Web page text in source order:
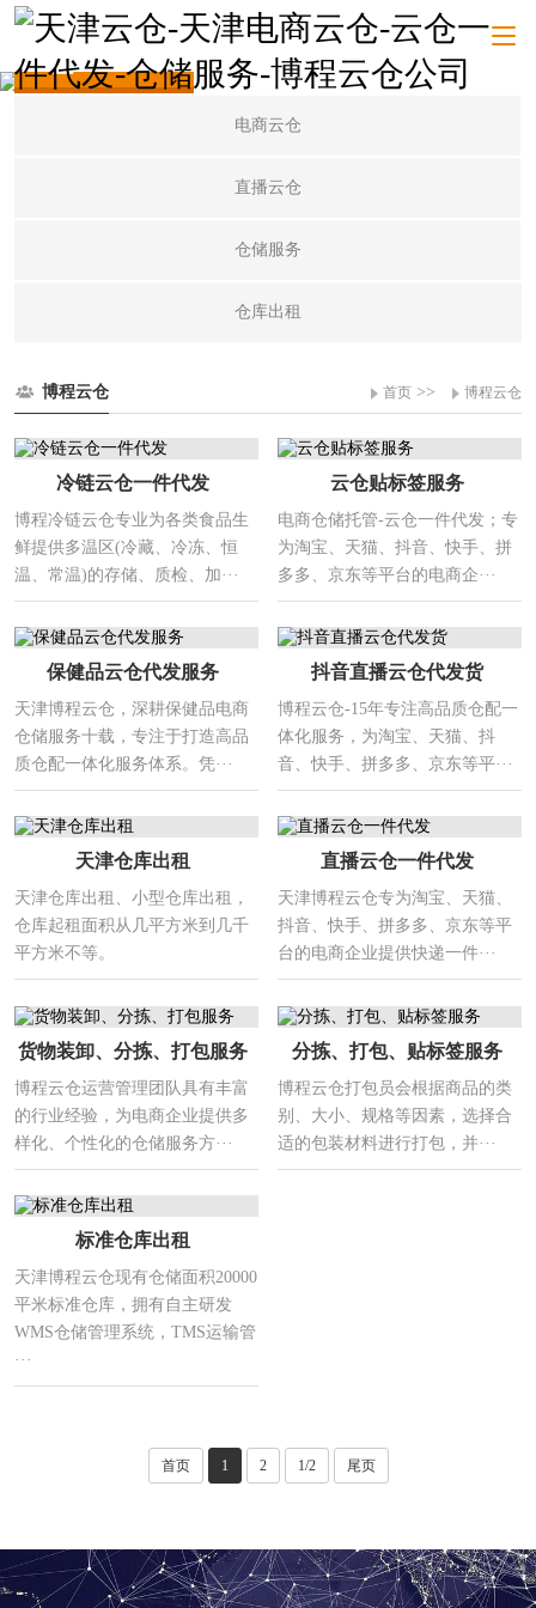
博程云仓
电商云仓
直播云仓
仓储服务
仓库出租
博程云仓 首页 >> 博程云仓
冷链云仓一件代发
博程冷链云仓专业为各类食品生
鲜提供多温区(冷藏、冷冻、恒
温、常温)的存储、质检、加···
云仓贴标签服务
电商仓储托管-云仓一件代发；专
为淘宝、天猫、抖音、快手、拼
多多、京东等平台的电商企···
保健品云仓代发服务
天津博程云仓，深耕保健品电商
仓储服务十载，专注于打造高品
质仓配一体化服务体系。凭···
抖音直播云仓代发货
博程云仓-15年专注高品质仓配一
体化服务，为淘宝、天猫、抖
音、快手、拼多多、京东等平···
天津仓库出租
天津仓库出租、小型仓库出租，
仓库起租面积从几平方米到几千
平方米不等。
直播云仓一件代发
天津博程云仓专为淘宝、天猫、
抖音、快手、拼多多、京东等平
台的电商企业提供快递一件···
货物装卸、分拣、打包服务
博程云仓运营管理团队具有丰富
的行业经验，为电商企业提供多
样化、个性化的仓储服务方···
分拣、打包、贴标签服务
博程云仓打包员会根据商品的类
别、大小、规格等因素，选择合
适的包装材料进行打包，并···
标准仓库出租
天津博程云仓现有仓储面积20000
平米标准仓库，拥有自主研发
WMS仓储管理系统，TMS运输管
···
首页 1 2 1/2 尾页